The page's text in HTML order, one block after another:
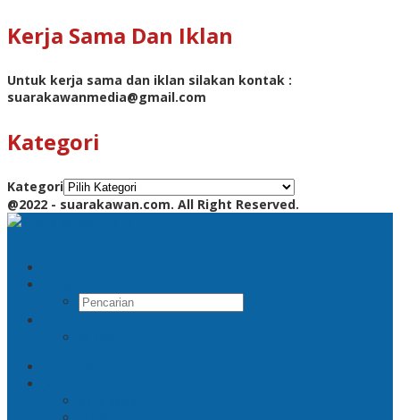
Kerja Sama Dan Iklan
Untuk kerja sama dan iklan silakan kontak :
suarakawanmedia@gmail.com
Kategori
Kategori
@2022 - suarakawan.com. All Right Reserved.